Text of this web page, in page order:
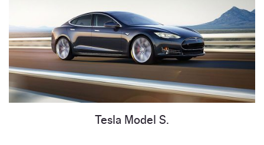
Tesla Model S.